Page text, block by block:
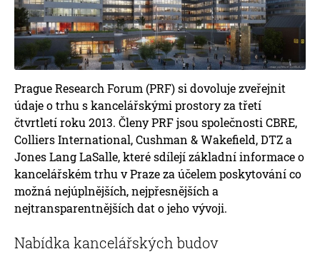
Prague Research Forum (PRF) si dovoluje zveřejnit
údaje o trhu s kancelářskými prostory za třetí
čtvrtletí roku 2013. Členy PRF jsou společnosti CBRE,
Colliers International, Cushman & Wakefield, DTZ a
Jones Lang LaSalle, které sdílejí základní informace o
kancelářském trhu v Praze za účelem poskytování co
možná nejúplnějších, nejpřesnějších a
nejtransparentnějších dat o jeho vývoji.
Nabídka kancelářských budov